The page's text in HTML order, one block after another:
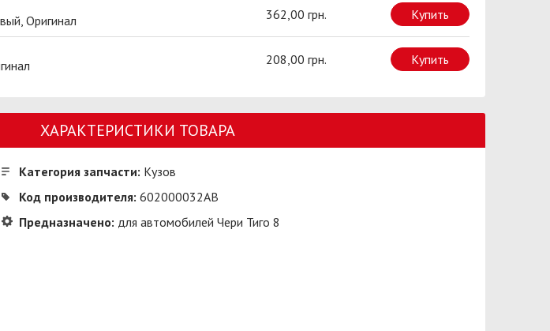
Оригинал 362,00 грн. Купить
208,00 грн. Купить
ХАРАКТЕРИСТИКИ ТОВАРА
Категория запчасти: Кузов
Код производителя: 602000032AB
Предназначено: для автомобилей Чери Тиго 8